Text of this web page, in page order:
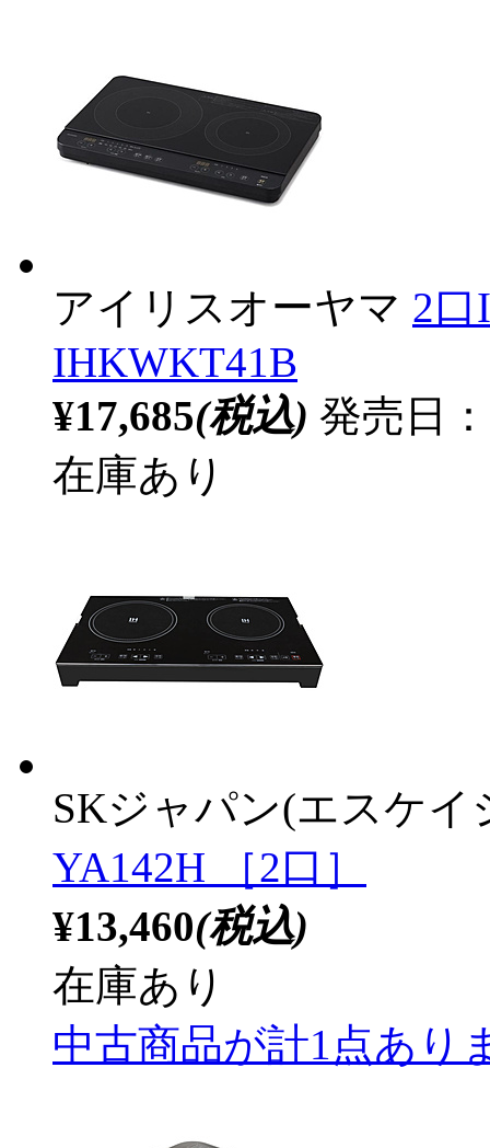
アイリスオーヤマ 2
IHKWKT41B
¥17,685(税込) 発売日
在庫あり
SKジャパン(エスケイ
YA142H ［2口］
¥13,460(税込)
在庫あり
中古商品が計1点あり